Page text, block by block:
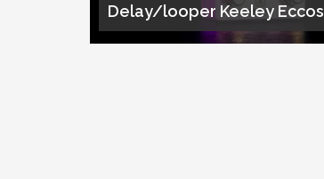
Delay/looper Keeley Eccos